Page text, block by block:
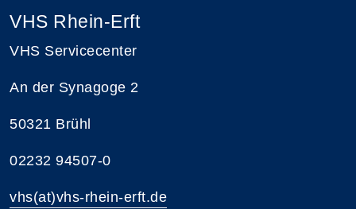
VHS Rhein-Erft
VHS Servicecenter
An der Synagoge 2
50321 Brühl
02232 94507-0
vhs(at)vhs-rhein-erft.de